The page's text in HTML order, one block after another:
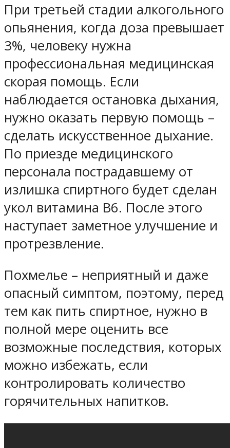
При третьей стадии алкогольного
опьянения, когда доза превышает
3%, человеку нужна
профессиональная медицинская
скорая помощь. Если
наблюдается остановка дыхания,
нужно оказать первую помощь –
сделать искусственное дыхание.
По приезде медицинского
персонала пострадавшему от
излишка спиртного будет сделан
укол витамина В6. После этого
наступает заметное улучшение и
протрезвление.
Похмелье – неприятный и даже
опасный симптом, поэтому, перед
тем как пить спиртное, нужно в
полной мере оценить все
возможные последствия, которых
можно избежать, если
контролировать количество
горячительных напитков.